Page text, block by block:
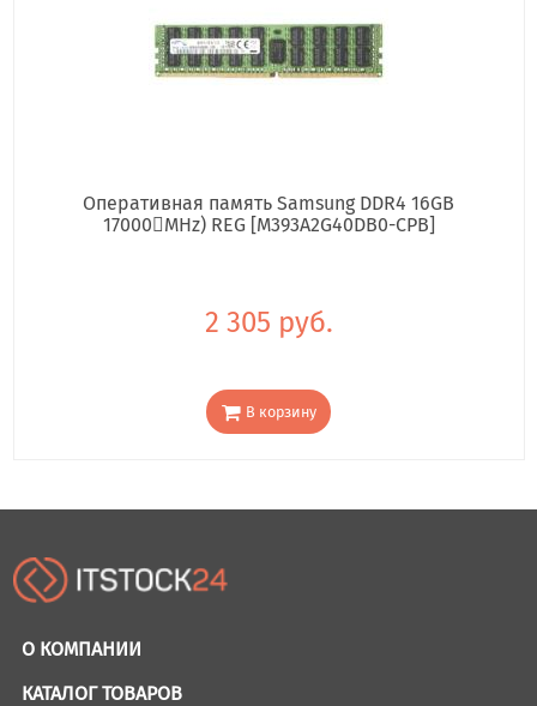
Оперативная память Samsung DDR4 16GB
17000񢋕MHz) REG [M393A2G40DB0-CPB]
2 305 руб.
В корзину
О КОМПАНИИ
КАТАЛОГ ТОВАРОВ